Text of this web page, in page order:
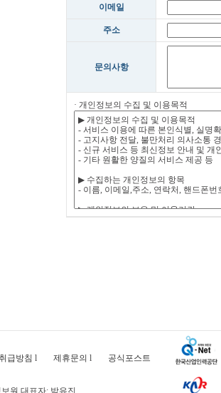
이메일
주소
문의사항
· 개인정보의 수집 및 이용목적
급방침 l 제휴문의 l 공식포스트
원 대표자: 박유진